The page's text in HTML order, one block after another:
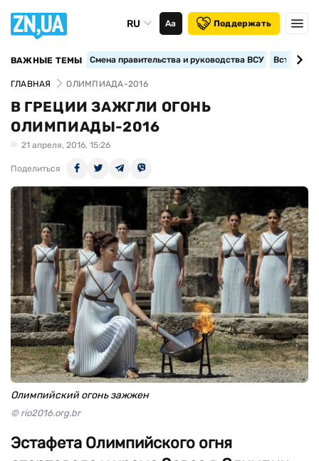
RU Аа Поддержать
ВАЖНЫЕ ТЕМЫ Смена правительства и руководства ВСУ
ГЛАВНАЯ ОЛИМПИАДА-2016
В ГРЕЦИИ ЗАЖГЛИ ОГОНЬ
ОЛИМПИАДЫ-2016
21 апреля, 2016, 15:26
Поделиться
Олимпийский огонь зажжен
© rio2016.org.br
Эстафета Олимпийского огня